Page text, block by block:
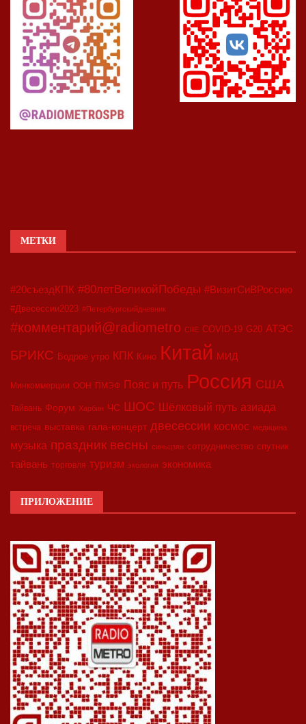
МЕТКИ
#20съездКПК #80летВеликойПобеды #ВизитСиВРоссию
#Двесессии2023 #Петербургскийдневник
#комментарий@radiometro CIIE COVID-19 G20 АТЭС
БРИКС Бодрое утро КПК Кино Китай МИД
Минкоммерции ООН ПМЭФ Пояс и путь Россия США
Тайвань Форум Харбин ЧС ШОС Шёлковый путь азиада
встреча выставка гала-концерт двесессии космос медицина
музыка праздник весны синьцзян сотрудничество спутник
тайвань торговля туризм экология экономика
ПРИЛОЖЕНИЕ